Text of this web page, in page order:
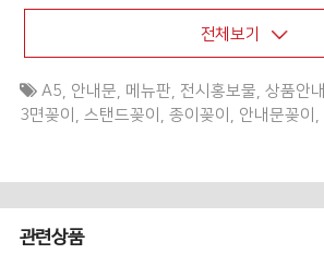
전체보기
A5, 안내문, 메뉴판, 전시홍보물, 상품안내
3면꽂이 , 스탠드꽂이 , 종이꽂이 , 안내문꽂이 ,
관련상품